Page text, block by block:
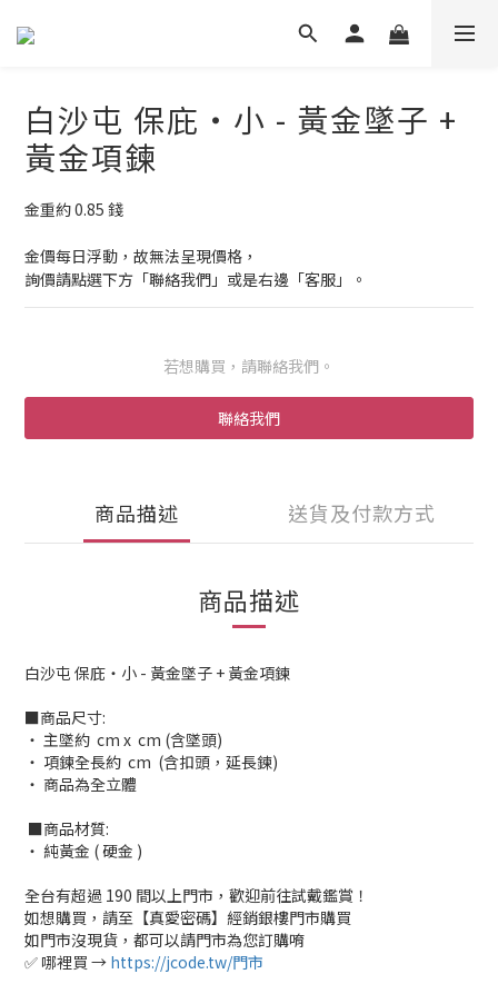
白沙屯 保庇・小 - 黃金墜子 +
黃金項鍊
金重約 0.85 錢
金價每日浮動，故無法呈現價格，
詢價請點選下方「聯絡我們」或是右邊「客服」。
若想購買，請聯絡我們。
聯絡我們
商品描述 送貨及付款方式
商品描述
白沙屯 保庇・小 - 黃金墜子 + 黃金項鍊
■商品尺寸:
‧ 主墜約 cm x cm (含墜頭)
‧ 項鍊全長約 cm (含扣頭，延長鍊)
‧ 商品為全立體
■商品材質:
‧ 純黃金 ( 硬金 )
全台有超過 190 間以上門市，歡迎前往試戴鑑賞！
如想購買，請至【真愛密碼】經銷銀樓門市購買
如門市沒現貨，都可以請門市為您訂購唷
✅ 哪裡買 → https://jcode.tw/門市